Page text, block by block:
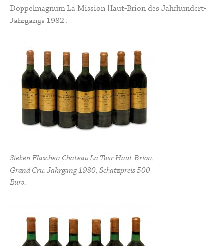
Doppelmagnum La Mission Haut-Brion des Jahrhundert-
Jahrgangs 1982 .
Sieben Flaschen Chateau La Tour Haut-Brion,
Grand Cru, Jahrgang 1980, Schätzpreis 500
Euro.